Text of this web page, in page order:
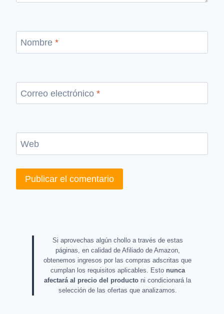
Nombre *
Correo electrónico *
Web
Si aprovechas algún chollo a través de estas
páginas, en calidad de Afiliado de Amazon,
obtenemos ingresos por las compras adscritas que
cumplan los requisitos aplicables. Esto nunca
afectará al precio del producto ni condicionará la
selección de las ofertas que analizamos.